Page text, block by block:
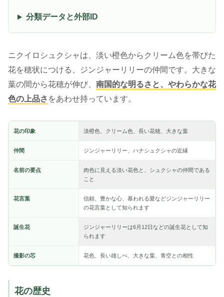
分類データと外部ID
ニクイロシュクシャは、淡い橙色からクリーム色を帯びた
花を穂状につける、ジンジャーリリーの仲間です。大きな
葉の間から花穂が伸び、 南国的な明るさと、やわらかな花
色の上品さ をあわせ持っています。
花の印象 淡橙色、クリーム色、長い花穂、大きな葉
仲間 ジンジャーリリー、ハナシュクシャの近縁
名前の要点
肉色に見える淡い花色と、シュクシャの仲間である
こと
花言葉
信頼、豊かな心、慕われる愛などジンジャーリリー
の花言葉として知られます
誕生花
ジンジャーリリーは6月12日などの誕生花として知
られます
撮影の芯 花色、長い雄しべ、大きな葉、青空との相性
花の歴史